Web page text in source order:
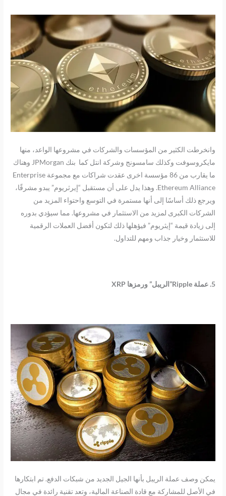
وانخرطت الكثير من المؤسسات والشركات في مشروعها الواعد، منها
مايكروسوفت وكذلك سامسونج وشركة انتل كما بنك JPMorgan وهناك
ما يقارب من 86 مؤسسة اخرى عقدت شراكات مع مجموعة Enterprise
Ethereum Alliance. وهذا يدل على أن مستقبل “إيرثريوم” يبدو مشرقًا،
ويرجع ذلك أساسًا إلى أنها مستمرة في التوسع واحتواء المزيد من
الشركات الكبرى لمزيد من الاستثمار في مشروعها. مما سيؤدي بدوره
إلى زيادة قيمة “إيثريوم” فيؤهلها ذلك لتكون أفضل العملات الرقمية
للاستثمار وخيار جذاب ومهم للتداول.
5. عملة Ripple”الريبل” ورمزها XRP
يمكن وصف عملة الريبل بأنها الجيل الجديد من شبكات الدفع. تم ابتكارها
في الأصل للمشاركة مع قادة الصناعة المالية، وتعد تقنية رائدة في مجال